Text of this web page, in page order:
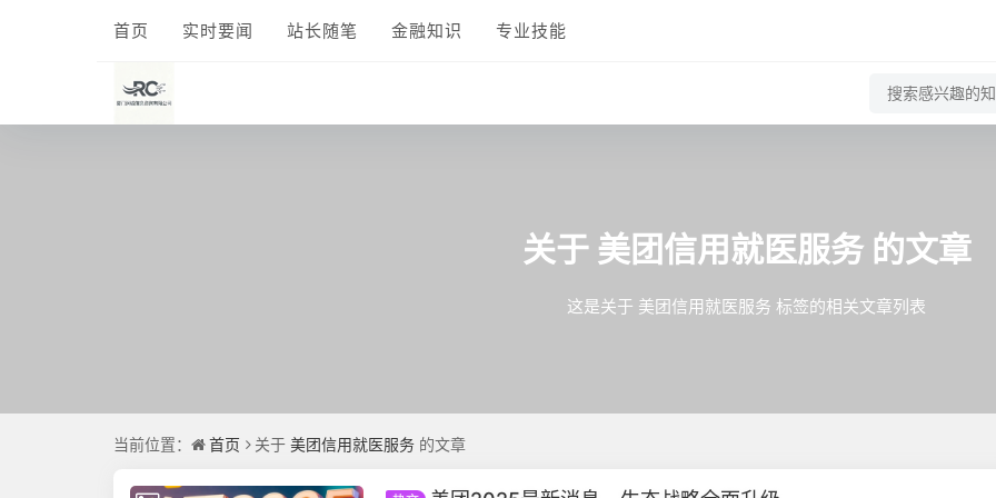
首页 实时要闻 站长随笔 金融知识 专业技能
关于 美团信用就医服务 的文章
这是关于 美团信用就医服务 标签的相关文章列表
当前位置： 首页 关于 美团信用就医服务 的文章